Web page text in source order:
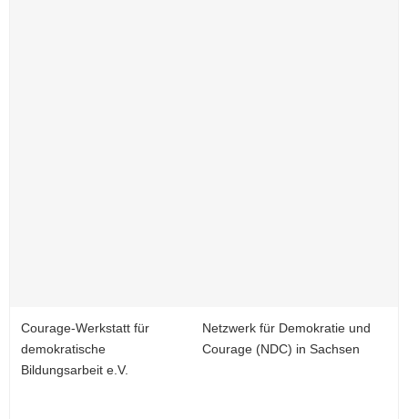
Courage-Werkstatt für
demokratische
Bildungsarbeit e.V.
Netzwerk für Demokratie und
Courage (NDC) in Sachsen